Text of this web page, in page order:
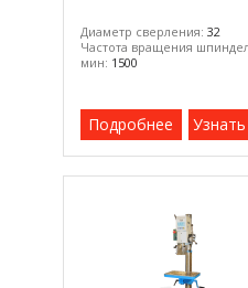
Диаметр сверления: 32
Частота вращения
мин: 1500
Подробнее